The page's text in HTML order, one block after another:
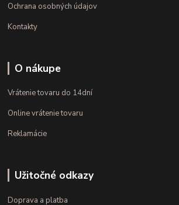
Ochrana osobných údajov
Kontakty
O nákupe
Vrátenie tovaru do 14dní
Online vrátenie tovaru
Reklamácie
Užitočné odkazy
Doprava a platba